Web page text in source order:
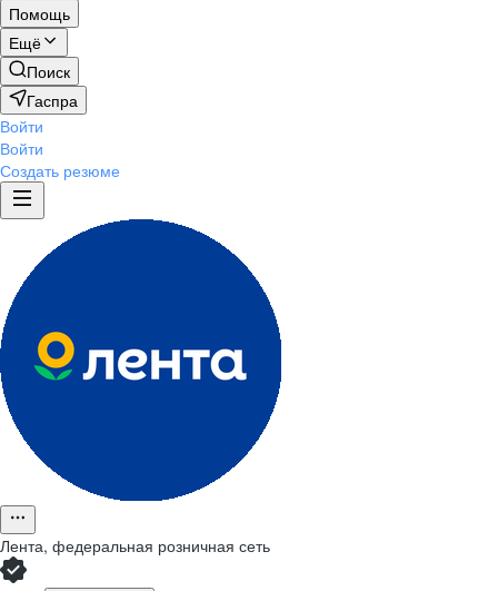
Помощь
Ещё
Поиск
Гаспра
Войти
Войти
Создать резюме
Лента, федеральная розничная сеть